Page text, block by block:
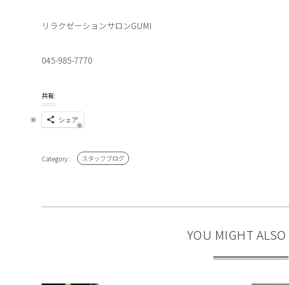
リラクゼーションサロンGUMI
045-985-7770
共有:
シェア
スタッフブログ
YOU MIGHT